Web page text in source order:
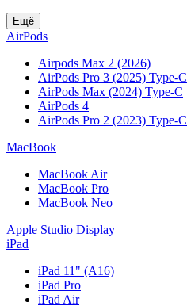
Ещё
AirPods
Airpods Max 2 (2026)
AirPods Pro 3 (2025) Type-C
AirPods Max (2024) Type-C
AirPods 4
AirPods Pro 2 (2023) Type-C
MacBook
MacBook Air
MacBook Pro
MacBook Neo
Apple Studio Display
iPad
iPad 11" (A16)
iPad Pro
iPad Air